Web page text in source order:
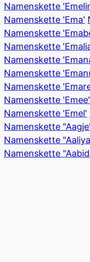
Namenskette
Namenskette 'Ema'
Namenskette
Namenskette
Namenskette
Namenskette
Namenskette
Namenskette 'Emee'
Namenskette 'Emel'
Namenskette
Namenskette
Namenskette